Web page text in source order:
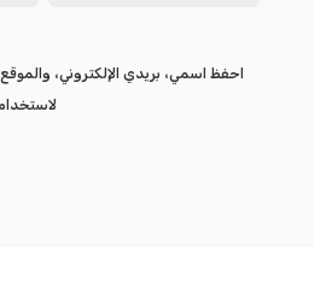
احفظ اسمي، بريدي الإلكتروني،